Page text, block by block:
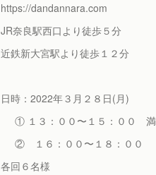
https://dandannara.com
JR奈良駅西口より徒歩５分
近鉄新大宮駅より徒歩１２分
日時：2022年３月２８日(月)
① １３：００〜１５：００
② １６：００〜１８：００
各回６名様